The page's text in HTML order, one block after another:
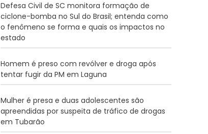
Defesa Civil de SC monitora formação de
ciclone-bomba no Sul do Brasil; entenda como
o fenômeno se forma e quais os impactos no
estado
Homem é preso com revólver e droga após
tentar fugir da PM em Laguna
Mulher é presa e duas adolescentes são
apreendidas por suspeita de tráfico de drogas
em Tubarão